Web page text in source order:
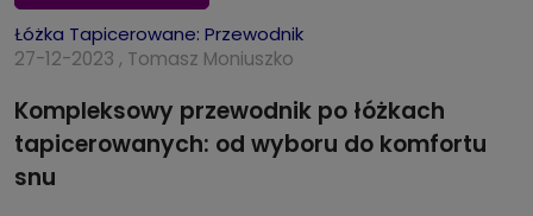
Łóżka Tapicerowane: Przewodnik
27-12-2023 , Tomasz Moniuszko
Kompleksowy przewodnik po łóżkach
tapicerowanych: od wyboru do komfortu
snu